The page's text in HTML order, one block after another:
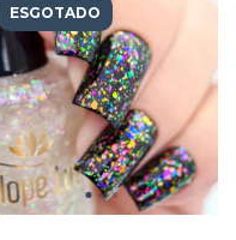
ESGOTADO